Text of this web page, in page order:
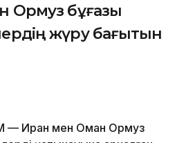
Ормуз бұғазы
жүру бағытын
— Иран мен Оман Ормуз